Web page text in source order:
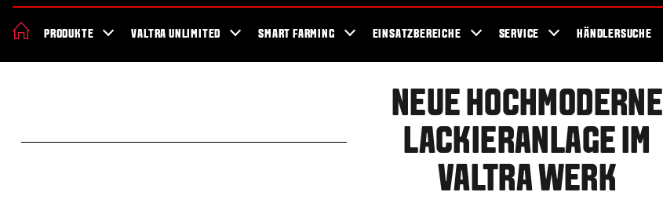
PRODUKTE VALTRA UNLIMITED SMART FARMING EINSATZBEREICHE SERVICE HÄNDLERSUCHE
NEUE HOCHMODERNE
LACKIERANLAGE IM
VALTRA WERK